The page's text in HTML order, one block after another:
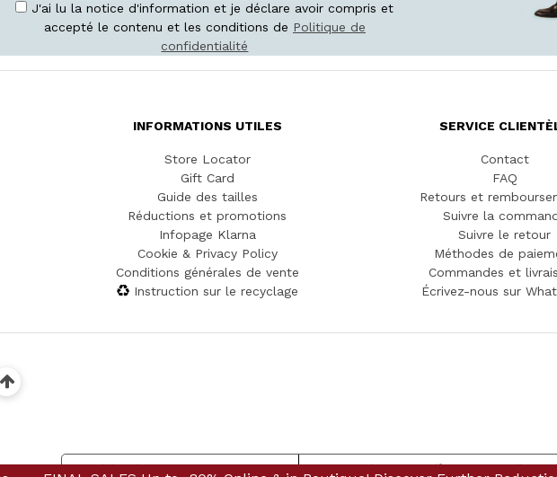
J'ai lu la notice d'information et je déclare avoir compris et
accepté le contenu et les conditions de Politique de
confidentialité
INFORMATIONS UTILES
Store Locator
Gift Card
Guide des tailles
Réductions et promotions
Infopage Klarna
Cookie & Privacy Policy
Conditions générales de vente
Instruction sur le recyclage
SERVICE
Contact
FAQ
Retours et
Suivre la
Suivre le retour
Méthodes de
Commandes et
Écrivez-nous sur
Notification lors de la collecte Vos choix en matière de